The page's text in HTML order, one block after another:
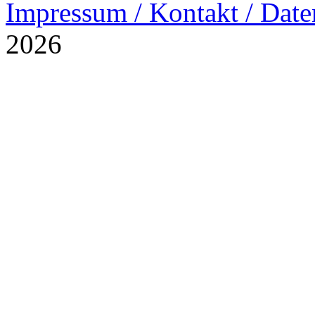
Impressum / Kontakt /
2026